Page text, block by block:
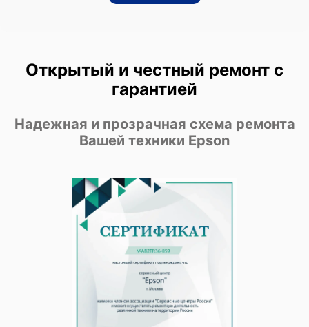
Открытый и честный ремонт с
гарантией
Надежная и прозрачная схема ремонта
Вашей техники Epson